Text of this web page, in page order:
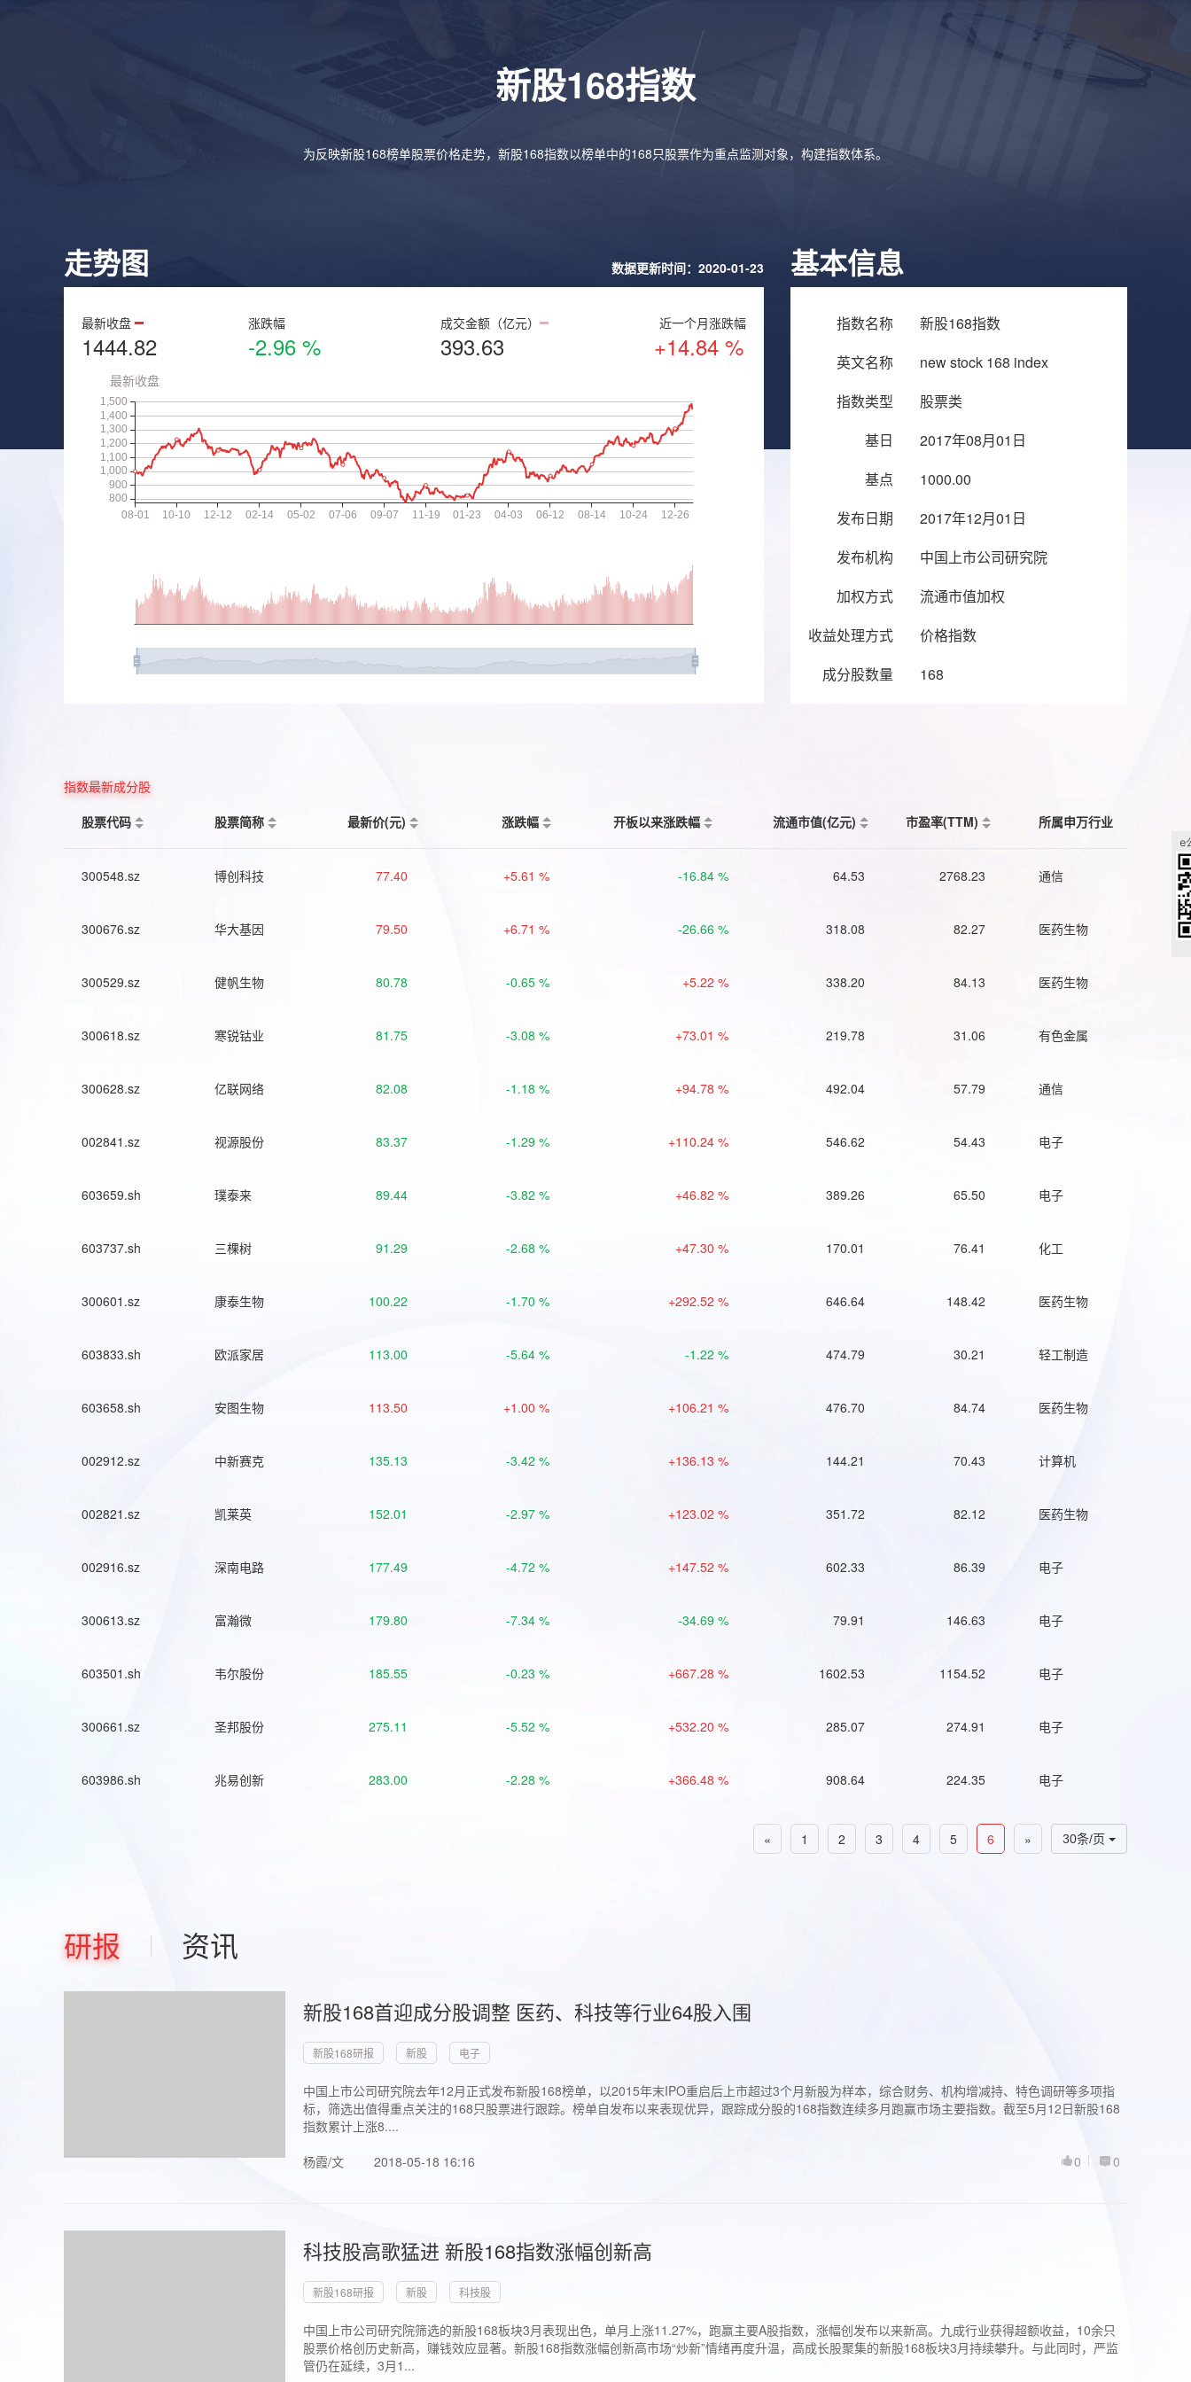
新股168指数
为反映新股168榜单股票价格走势，新股168指数以榜单中的168只股票作为重点监测对象，构建指数体系。
走势图 数据更新时间：2020-01-23
最新收盘
1444.82
涨跌幅
-2.96 %
成交金额（亿元）
393.63
近一个月涨跌幅
+14.84 %
基本信息
指数名称
新股168指数
英文名称
new stock 168 index
指数类型
股票类
基日
2017年08月01日
基点
1000.00
发布日期
2017年12月01日
发布机构
中国上市公司研究院
加权方式
流通市值加权
收益处理方式
价格指数
成分股数量
168
指数最新成分股
股票代码
股票简称 最新价(元) 涨跌幅 开板以来涨跌幅 流通市值(亿元) 市盈率(TTM) 所属申万行业
300548.sz 博创科技 77.40 +5.61 % -16.84 % 64.53 2768.23 通信
300676.sz 华大基因 79.50 +6.71 % -26.66 % 318.08 82.27 医药生物
300529.sz 健帆生物 80.78 -0.65 % +5.22 % 338.20 84.13 医药生物
300618.sz 寒锐钴业 81.75 -3.08 % +73.01 % 219.78 31.06 有色金属
300628.sz 亿联网络 82.08 -1.18 % +94.78 % 492.04 57.79 通信
002841.sz 视源股份 83.37 -1.29 % +110.24 % 546.62 54.43 电子
603659.sh 璞泰来 89.44 -3.82 % +46.82 % 389.26 65.50 电子
603737.sh 三棵树 91.29 -2.68 % +47.30 % 170.01 76.41 化工
300601.sz 康泰生物 100.22 -1.70 % +292.52 % 646.64 148.42 医药生物
603833.sh 欧派家居 113.00 -5.64 % -1.22 % 474.79 30.21 轻工制造
603658.sh 安图生物 113.50 +1.00 % +106.21 % 476.70 84.74 医药生物
002912.sz 中新赛克 135.13 -3.42 % +136.13 % 144.21 70.43 计算机
002821.sz 凯莱英 152.01 -2.97 % +123.02 % 351.72 82.12 医药生物
002916.sz 深南电路 177.49 -4.72 % +147.52 % 602.33 86.39 电子
300613.sz 富瀚微 179.80 -7.34 % -34.69 % 79.91 146.63 电子
603501.sh 韦尔股份 185.55 -0.23 % +667.28 % 1602.53 1154.52 电子
300661.sz 圣邦股份 275.11 -5.52 % +532.20 % 285.07 274.91 电子
603986.sh 兆易创新 283.00 -2.28 % +366.48 % 908.64 224.35 电子
30条/页
« 1 2 3 4 5 6 »
研报 资讯
新股168首迎成分股调整 医药、科技等行业64股入围
新股168研报 新股 电子
中国上市公司研究院去年12月正式发布新股168榜单，以2015年末IPO重启后上市超过3个月新股为样本，综合财务、机构增减持、特色调研等多项指
标，筛选出值得重点关注的168只股票进行跟踪。榜单自发布以来表现优异，跟踪成分股的168指数连续多月跑赢市场主要指数。截至5月12日新股168
指数累计上涨8....
杨霞/文
2018-05-18 16:16 0
0
科技股高歌猛进 新股168指数涨幅创新高
新股168研报 新股 科技股
中国上市公司研究院筛选的新股168板块3月表现出色，单月上涨11.27%，跑赢主要A股指数，涨幅创发布以来新高。九成行业获得超额收益，10余只
股票价格创历史新高，赚钱效应显著。新股168指数涨幅创新高市场“炒新”情绪再度升温，高成长股聚集的新股168板块3月持续攀升。与此同时，严监
管仍在延续，3月1...